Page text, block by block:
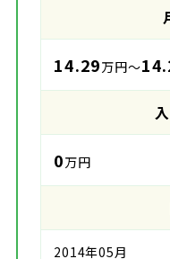
14.29万円～
0万円
2014年05月